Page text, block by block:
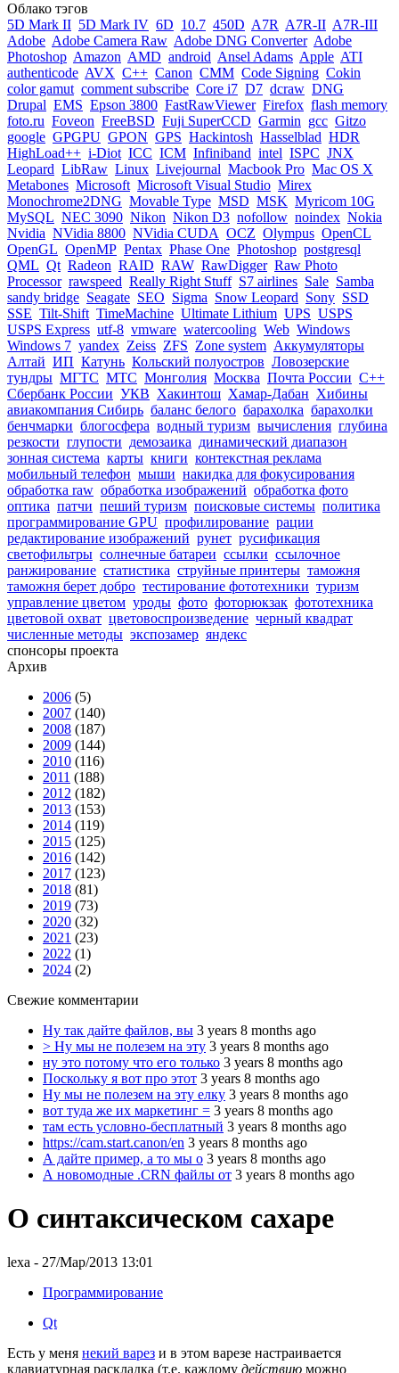
Облако тэгов
5D Mark II 5D Mark IV 6D 10.7 450D A7R A7R-II A7R-III
Adobe Adobe Camera Raw Adobe DNG Converter Adobe
Photoshop Amazon AMD android Ansel Adams Apple ATI
authenticode AVX C++ Canon CMM Code Signing Cokin
color gamut comment subscribe Core i7 D7 dcraw DNG
Drupal EMS Epson 3800 FastRawViewer Firefox flash memory
foto.ru Foveon FreeBSD Fuji SuperCCD Garmin gcc Gitzo
google GPGPU GPON GPS Hackintosh Hasselblad HDR
HighLoad++ i-Diot ICC ICM Infiniband intel ISPC JNX
Leopard LibRaw Linux Livejournal Macbook Pro Mac OS X
Metabones Microsoft Microsoft Visual Studio Mirex
Monochrome2DNG Movable Type MSD MSK Myricom 10G
MySQL NEC 3090 Nikon Nikon D3 nofollow noindex Nokia
Nvidia NVidia 8800 NVidia CUDA OCZ Olympus OpenCL
OpenGL OpenMP Pentax Phase One Photoshop postgresql
QML Qt Radeon RAID RAW RawDigger Raw Photo
Processor rawspeed Really Right Stuff S7 airlines Sale Samba
sandy bridge Seagate SEO Sigma Snow Leopard Sony SSD
SSE Tilt-Shift TimeMachine Ultimate Lithium UPS USPS
USPS Express utf-8 vmware watercooling Web Windows
Windows 7 yandex Zeiss ZFS Zone system Аккумуляторы
Алтай ИП Катунь Кольский полуостров Ловозерские
тундры МГТС МТС Монголия Москва Почта России С++
Сбербанк России УКВ Хакинтош Хамар-Дабан Хибины
авиакомпания Сибирь баланс белого барахолка барахолки
бенчмарки блогосфера водный туризм вычисления глубина
резкости глупости демозаика динамический диапазон
зонная система карты книги контекстная реклама
мобильный телефон мыши накидка для фокусирования
обработка raw обработка изображений обработка фото
оптика патчи пеший туризм поисковые системы политика
программирование GPU профилирование рации
редактирование изображений рунет русификация
светофильтры солнечные батареи ссылки ссылочное
ранжирование статистика струйные принтеры таможня
таможня берет добро тестирование фототехники туризм
управление цветом уроды фото фоторюкзак фототехника
цветовой охват цветовоспроизведение черный квадрат
численные методы экспозамер яндекс
спонсоры проекта
Архив
2006 (5)
2007 (140)
2008 (187)
2009 (144)
2010 (116)
2011 (188)
2012 (182)
2013 (153)
2014 (119)
2015 (125)
2016 (142)
2017 (123)
2018 (81)
2019 (73)
2020 (32)
2021 (23)
2022 (1)
2024 (2)
Свежие комментарии
Ну так дайте файлов, вы 3 years 8 months ago
> Ну мы не полезем на эту 3 years 8 months ago
ну это потому что его только 3 years 8 months ago
Поскольку я вот про этот 3 years 8 months ago
Ну мы не полезем на эту елку 3 years 8 months ago
вот туда же их маркетинг = 3 years 8 months ago
там есть условно-бесплатный 3 years 8 months ago
https://cam.start.canon/en 3 years 8 months ago
А дайте пример, а то мы о 3 years 8 months ago
А новомодные .CRN файлы от 3 years 8 months ago
О синтаксическом сахаре
lexa - 27/Мар/2013 13:01
Программирование
Qt
Есть у меня некий варез и в этом варезе настраивается
клавиатурная раскладка (т.е. каждому действию можно